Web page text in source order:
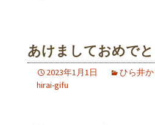
あけましておめで
2023年1月1日
ひら井
hirai-gifu